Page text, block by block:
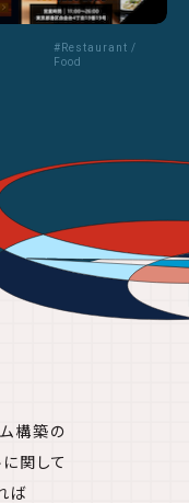
#Restaurant /
Food
構築の
関して
ば